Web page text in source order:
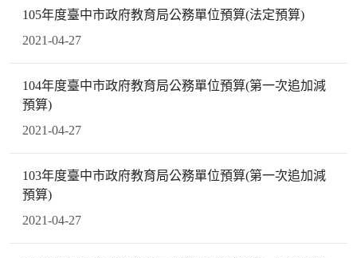
105年度臺中市政府教育局公務單位預算(法定預算)
2021-04-27
104年度臺中市政府教育局公務單位預算(第一次追加減
預算)
2021-04-27
103年度臺中市政府教育局公務單位預算(第一次追加減
預算)
2021-04-27